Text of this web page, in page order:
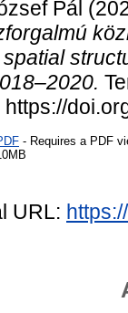
Pál
https://
- Requires a PDF
URL: